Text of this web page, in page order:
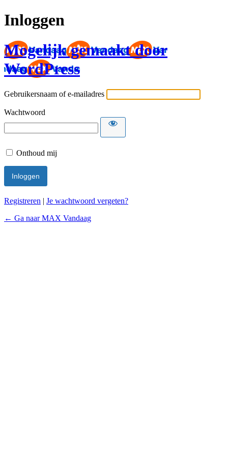
Inloggen
Mogelijk gemaakt door
WordPress
Gebruikersnaam of e-mailadres
Wachtwoord
Onthoud mij
Registreren | Je wachtwoord vergeten?
← Ga naar MAX Vandaag